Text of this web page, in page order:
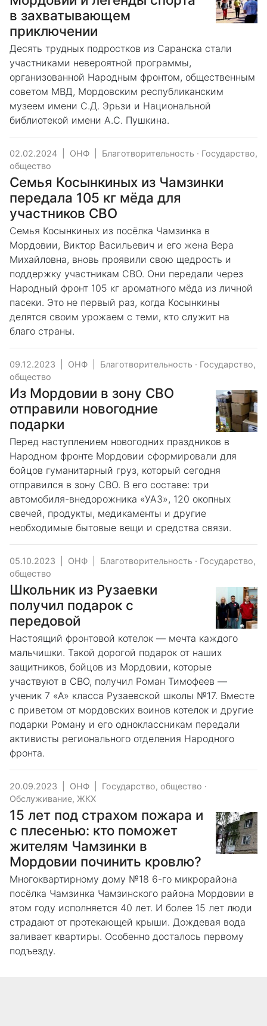
в захватывающем
приключении
Десять трудных подростков из Саранска стали
участниками невероятной программы,
организованной Народным фронтом, общественным
советом МВД, Мордовским республиканским
музеем имени С.Д. Эрьзи и Национальной
библиотекой имени А.С. Пушкина.
02.02.2024 ОНФ Благотворительность · Государство,
общество
Семья Косынкиных из Чамзинки
передала 105 кг мёда для
участников СВО
Семья Косынкиных из посёлка Чамзинка в
Мордовии, Виктор Васильевич и его жена Вера
Михайловна, вновь проявили свою щедрость и
поддержку участникам СВО. Они передали через
Народный фронт 105 кг ароматного мёда из личной
пасеки. Это не первый раз, когда Косынкины
делятся своим урожаем с теми, кто служит на
благо страны.
09.12.2023 ОНФ Благотворительность · Государство,
общество
Из Мордовии в зону СВО
отправили новогодние
подарки
Перед наступлением новогодних праздников в
Народном фронте Мордовии сформировали для
бойцов гуманитарный груз, который сегодня
отправился в зону СВО. В его составе: три
автомобиля-внедорожника «УАЗ», 120 окопных
свечей, продукты, медикаменты и другие
необходимые бытовые вещи и средства связи.
05.10.2023 ОНФ Благотворительность · Государство,
общество
Школьник из Рузаевки
получил подарок с
передовой
Настоящий фронтовой котелок — мечта каждого
мальчишки. Такой дорогой подарок от наших
защитников, бойцов из Мордовии, которые
участвуют в СВО, получил Роман Тимофеев —
ученик 7 «А» класса Рузаевской школы №17. Вместе
с приветом от мордовских воинов котелок и другие
подарки Роману и его одноклассникам передали
активисты регионального отделения Народного
фронта.
20.09.2023 ОНФ Государство, общество ·
Обслуживание, ЖКХ
15 лет под страхом пожара и
с плесенью: кто поможет
жителям Чамзинки в
Мордовии починить кровлю?
Многоквартирному дому №18 6-го микрорайона
посёлка Чамзинка Чамзинского района Мордовии в
этом году исполняется 40 лет. И более 15 лет люди
страдают от протекающей крыши. Дождевая вода
заливает квартиры. Особенно досталось первому
подъезду.